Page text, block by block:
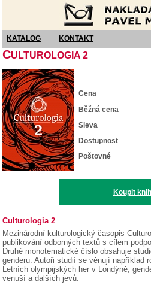
KATALOG KONTAKT
CULTUROLOGIA 2
Cena
Běžná cena
Sleva
Dostupnost
Poštovné
Koupit
Culturologia 2
Mezinárodní kulturologický časopis
publikování odborných textů s cílem
Druhé monotematické číslo obsahuje
genderu. Autoři studií se věnují například
Letních olympijských her v Londýně,
venuší a dalších jevů.